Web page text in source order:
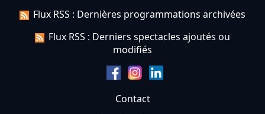
Flux RSS : Dernières programmations archivées
Flux RSS : Derniers spectacles ajoutés ou
modifiés
Contact